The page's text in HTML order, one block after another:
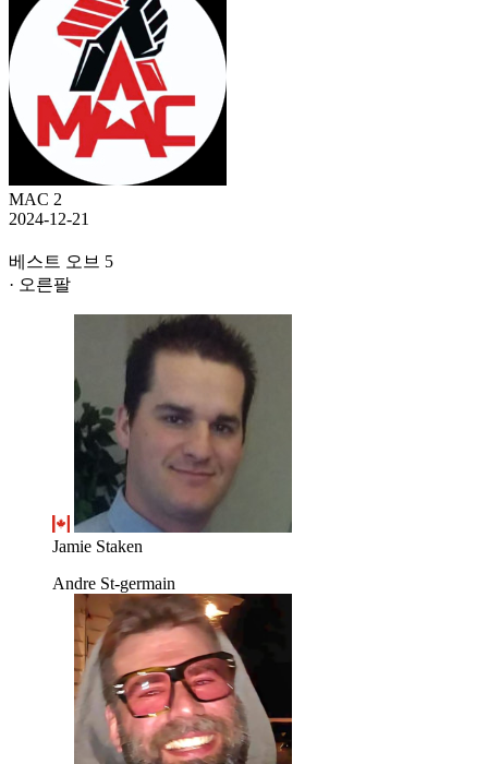
MAC 2
2024-12-21
베스트 오브 5
· 오른팔
Jamie Staken
Andre St-germain